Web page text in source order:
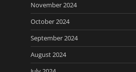
November 2024
October 2024
September 2024
August 2024